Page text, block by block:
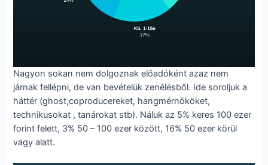
Nagyon sokan nem dolgoznak előadóként azaz nem
járnak fellépni, de van bevételük zenélésből. Ide soroljuk a
háttér (ghost,coproducereket, hangmérnököket,
technikusokat , tanárokat stb). Náluk az 5% keres 100 ezer
forint felett, 3% 50 – 100 ezer között, 16% 50 ezer körül
vagy alatt.